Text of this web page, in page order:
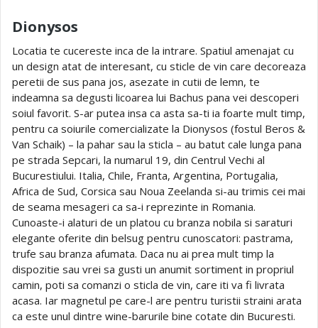
Dionysos
Locatia te cucereste inca de la intrare. Spatiul amenajat cu
un design atat de interesant, cu sticle de vin care decoreaza
peretii de sus pana jos, asezate in cutii de lemn, te
indeamna sa degusti licoarea lui Bachus pana vei descoperi
soiul favorit. S-ar putea insa ca asta sa-ti ia foarte mult timp,
pentru ca soiurile comercializate la Dionysos (fostul Beros &
Van Schaik) – la pahar sau la sticla – au batut cale lunga pana
pe strada Sepcari, la numarul 19, din Centrul Vechi al
Bucurestiului. Italia, Chile, Franta, Argentina, Portugalia,
Africa de Sud, Corsica sau Noua Zeelanda si-au trimis cei mai
de seama mesageri ca sa-i reprezinte in Romania.
Cunoaste-i alaturi de un platou cu branza nobila si saraturi
elegante oferite din belsug pentru cunoscatori: pastrama,
trufe sau branza afumata. Daca nu ai prea mult timp la
dispozitie sau vrei sa gusti un anumit sortiment in propriul
camin, poti sa comanzi o sticla de vin, care iti va fi livrata
acasa. Iar magnetul pe care-l are pentru turistii straini arata
ca este unul dintre wine-barurile bine cotate din Bucuresti.